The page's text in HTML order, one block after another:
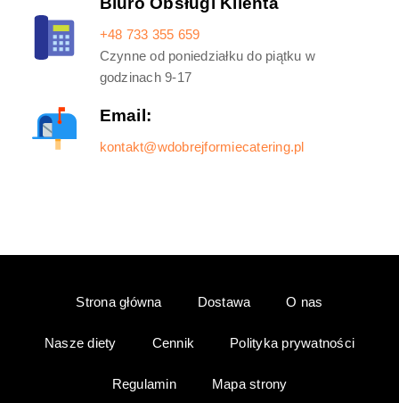
+48 733 355 659
Czynne od poniedziałku do piątku w
godzinach 9-17
Email:
kontakt@wdobrejformiecatering.pl
Strona główna Dostawa O nas
Nasze diety Cennik Polityka prywatności
Regulamin Mapa strony